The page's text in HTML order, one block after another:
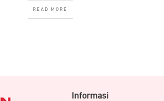
READ MORE
Informasi